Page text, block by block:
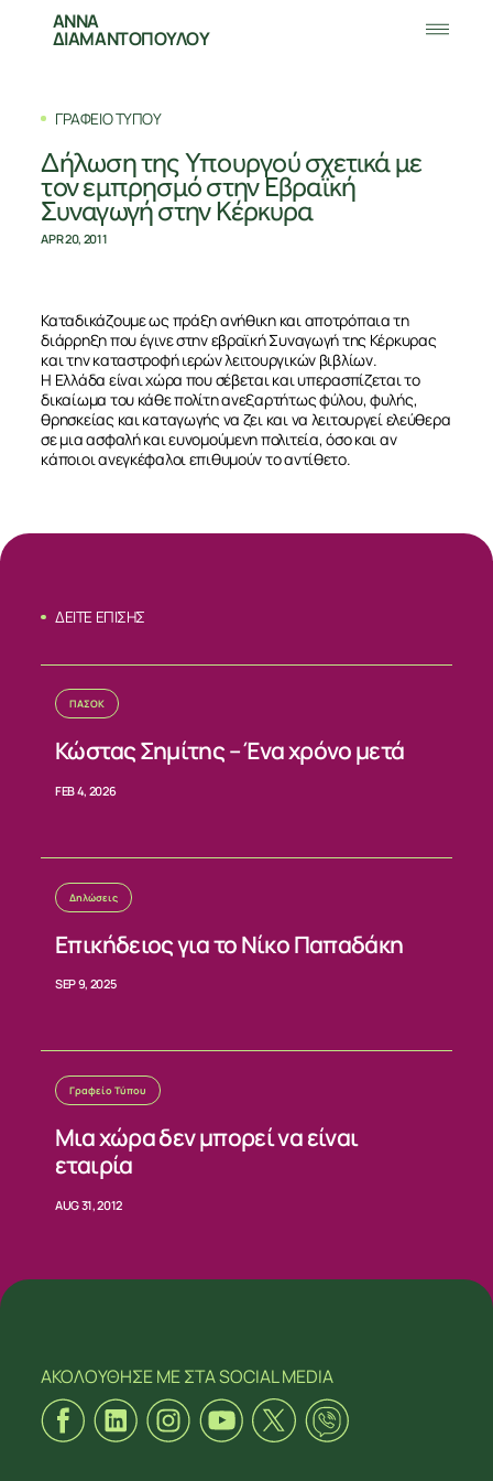
ΣΧΕΤΙΚΑ
ΝΕΑ
ΕΠΙΚΟΙΝΩΝΙΑ
ΑΝΝΑ
ΔΙΑΜΑΝΤΟΠΟΥΛΟΥ
ΓΡΑΦΕΙΟ ΤΥΠΟΥ
Δήλωση της Υπουργού σχετικά με
τον εμπρησμό στην Εβραϊκή
Συναγωγή στην Κέρκυρα
APR 20, 2011
Καταδικάζουμε ως πράξη ανήθικη και αποτρόπαια τη
διάρρηξη που έγινε στην εβραϊκή Συναγωγή της Κέρκυρας
και την καταστροφή ιερών λειτουργικών βιβλίων.
Η Ελλάδα είναι χώρα που σέβεται και υπερασπίζεται το
δικαίωμα του κάθε πολίτη ανεξαρτήτως φύλου, φυλής,
θρησκείας και καταγωγής να ζει και να λειτουργεί ελεύθερα
σε μια ασφαλή και ευνομούμενη πολιτεία, όσο και αν
κάποιοι ανεγκέφαλοι επιθυμούν το αντίθετο.
ΔΕΙΤΕ ΕΠΙΣΗΣ
ΠΑΣΟΚ
Κώστας Σημίτης – Ένα χρόνο μετά
FEB 4, 2026
Δηλώσεις
Επικήδειος για το Νίκο Παπαδάκη
SEP 9, 2025
Γραφείο Τύπου
Μια χώρα δεν μπορεί να είναι
εταιρία
AUG 31, 2012
ΑΚΟΛΟΥΘΗΣΕ ΜΕΣΤΑ SOCIAL MEDIA